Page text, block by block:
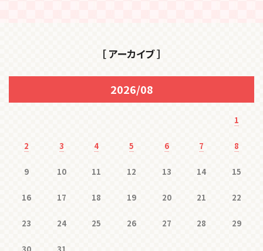
［ アーカイブ ］
2026/08
1
2 3 4 5 6 7 8
9 10 11 12 13 14 15
16 17 18 19 20 21 22
23 24 25 26 27 28 29
30 31